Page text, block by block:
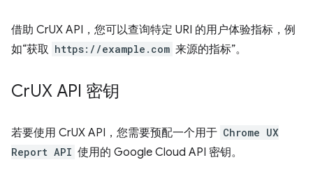
借助 CrUX API，您可以查询特定 URI 的用户体验指标，例
如“获取 https://example.com 来源的指标”。
CrUX API 密钥
若要使用 CrUX API，您需要预配一个用于 Chrome UX
Report API 使用的 Google Cloud API 密钥。